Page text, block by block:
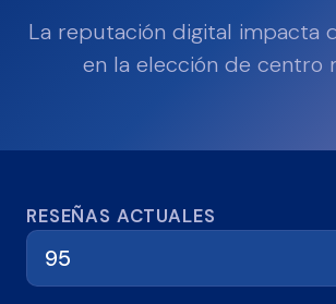
La reputación digital impacta
en la elección de centro
Calculadora de reseñas
RESEÑAS ACTUALES